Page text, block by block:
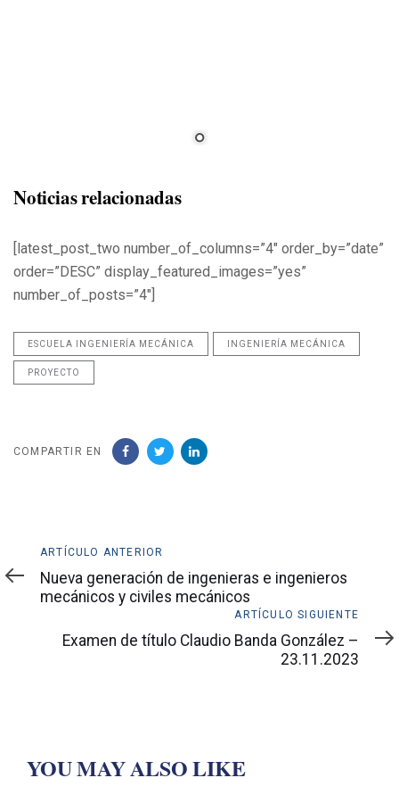
Noticias relacionadas
[latest_post_two number_of_columns=”4″ order_by=”date”
order=”DESC” display_featured_images=”yes”
number_of_posts=”4″]
ESCUELA INGENIERÍA MECÁNICA INGENIERÍA MECÁNICA
PROYECTO
COMPARTIR EN
Artículo
anterior
ARTÍCULO ANTERIOR
Nueva generación de ingenieras e ingenieros
mecánicos y civiles mecánicos
siguiente
ARTÍCULO SIGUIENTE
Examen de título Claudio Banda González –
23.11.2023
YOU MAY ALSO LIKE